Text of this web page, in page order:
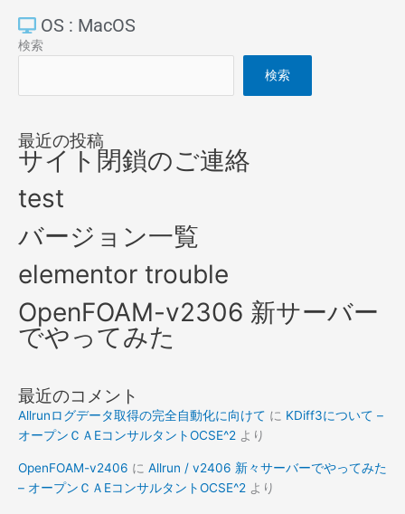
OS : MacOS
検索
検索
最近の投稿
サイト閉鎖のご連絡
test
バージョン一覧
elementor trouble
OpenFOAM-v2306 新サーバー
でやってみた
最近のコメント
Allrunログデータ取得の完全自動化に向けて に KDiff3について –
オープンＣＡEコンサルタントOCSE^2 より
OpenFOAM-v2406 に Allrun / v2406 新々サーバーでやってみた
– オープンＣＡEコンサルタントOCSE^2 より